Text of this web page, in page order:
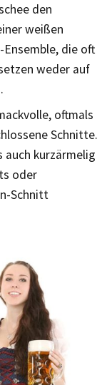
den
weißen
die oft
weder auf
oftmals
Schnitte.
auch kurzärmelig
oder
Schnitt